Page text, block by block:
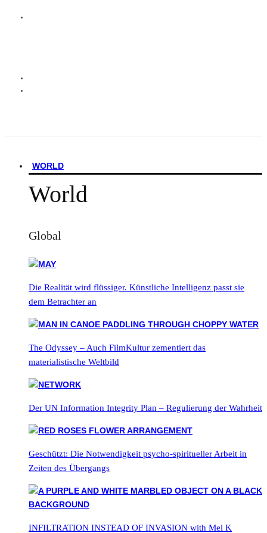
WORLD
World
Global
Die Realität wird flüssiger. Künstliche Intelligenz passt sie
dem Betrachter an
The Odyssey – Auch FilmKultur zementiert das
materialistische Weltbild
Der UN Information Integrity Plan – Regulierung der Wahrheit
Geschützt: Die Notwendigkeit psycho-spiritueller Arbeit in
Zeiten des Übergangs
INFILTRATION INSTEAD OF INVASION with Mel K